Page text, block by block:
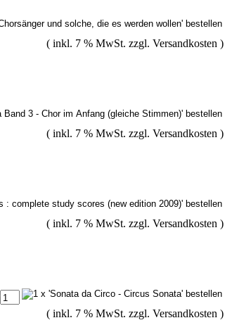
( inkl. 7 % MwSt. zzgl. Versandkosten )
( inkl. 7 % MwSt. zzgl. Versandkosten )
( inkl. 7 % MwSt. zzgl. Versandkosten )
( inkl. 7 % MwSt. zzgl. Versandkosten )